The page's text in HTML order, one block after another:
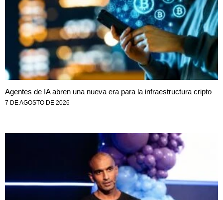
Agentes de IA abren una nueva era para la infraestructura cripto
7 DE AGOSTO DE 2026